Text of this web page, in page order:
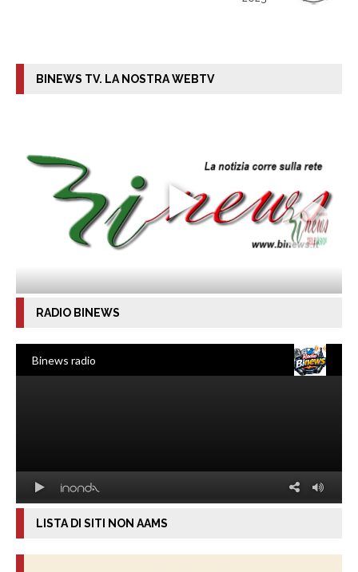
BINEWS TV. LA NOSTRA WEBTV
RADIO BINEWS
LISTA DI SITI NON AAMS